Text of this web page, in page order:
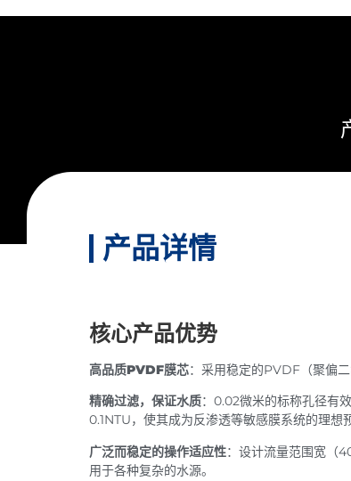
产品详情
核心产品优势
高品质PVDF膜芯：采用稳定的PVDF（聚偏
精确过滤，保证水质：0.02微米的标称孔径有
0.1NTU，使其成为反渗透等敏感膜系统的理想
广泛而稳定的操作适应性：设计流量范围宽（
用于各种复杂的水源。